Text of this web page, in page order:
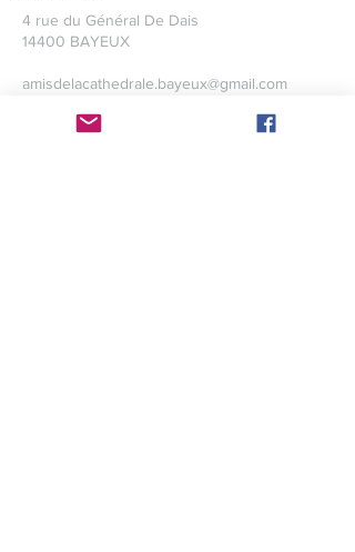
4 rue du Général De Dais
14400 BAYEUX
amisdelacathedrale.bayeux@gmail.com
Création web : Aurélien Marie
Conception graphique : Maxence